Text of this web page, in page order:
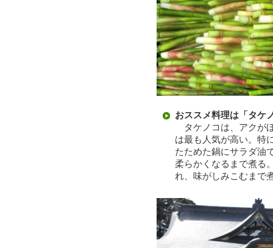
おススメ料理は「タケ
タケノコは、アクが
は最も人気が高い。特
たためた鍋にサラダ油
柔らかくなるまで煮る
れ、味がしみこむまで